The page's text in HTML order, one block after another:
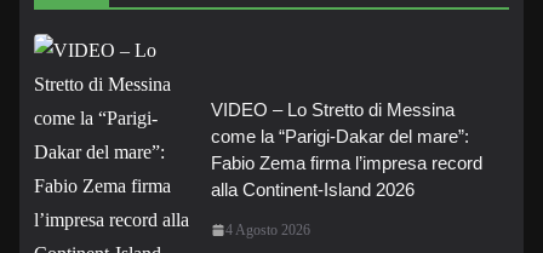
VIDEO – Lo Stretto di Messina
come la “Parigi-Dakar del mare”:
Fabio Zema firma l’impresa record
alla Continent-Island 2026
4 Agosto 2026